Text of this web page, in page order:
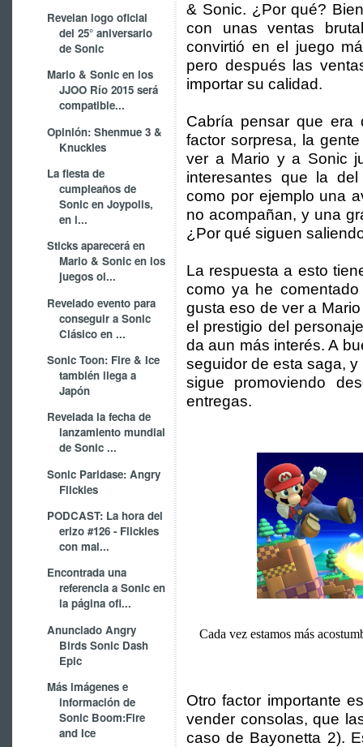
Revelan logo oficial
del 25° aniversario
de Sonic
Mario & Sonic en los
JJOO Río 2015 será
compatible...
Opinión: Shenmue 3 &
Knuckles
La fiesta de
cumpleaños de
Sonic en Joypolis,
en i...
Sticks aparecerá en
Mario & Sonic en los
juegos ol...
Revelado evento para
conseguir a Sonic
Clásico en ...
Sonic Toon: Fire & Ice
también llega a
Japón
Revelada la fecha de
lanzamiento mundial
de Sonic ...
Sonic Paridase: Angry
Flickies
PODCAST: La hora del
erizo #126 - Flickies
con mal...
Encontrada una
referencia a Sonic en
la página ofi...
Anunciado Angry
Birds Sonic Dash
Epic
Más imágenes e
información de
Sonic Boom:Fire
and Ice
& Sonic. ¿Por qué?
con unas ventas
convirtió en el juego
pero después las
importar su calidad.
Cabría pensar que
factor sorpresa, la
ver a Mario y a Sonic
interesantes que la
como por ejemplo una
no acompañan, y una
¿Por qué siguen
La respuesta a esto
como ya he
gusta eso de ver a
el prestigio del
da aun más interés. A
seguidor de esta saga,
sigue promoviendo
entregas.
Cada vez estamos más
Otro factor importante
vender consolas, que
caso de Bayonetta 2).